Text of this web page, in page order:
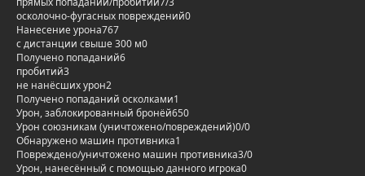
осколочно-фугасных повреждений0
Нанесение урона767
с дистанции свыше 300 м0
Получено попаданий6
пробитий3
не нанёсших урон2
Получено попаданий осколками1
Урон, заблокированный бронёй650
Урон союзникам (уничтожено/повреждений)0/0
Обнаружено машин противника1
Повреждено/уничтожено машин противника3/0
Урон, нанесённый с помощью данного игрока0